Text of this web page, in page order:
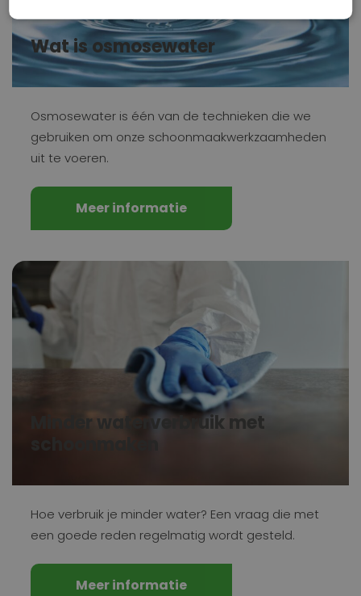
Wat is osmosewater
Osmosewater is één van de technieken die we
gebruiken om onze schoonmaakwerkzaamheden
uit te voeren.
Meer informatie
Minder waterverbruik met
Hoe verbruik je minder water? Een vraag die met
een goede reden regelmatig wordt gesteld.
Meer informatie